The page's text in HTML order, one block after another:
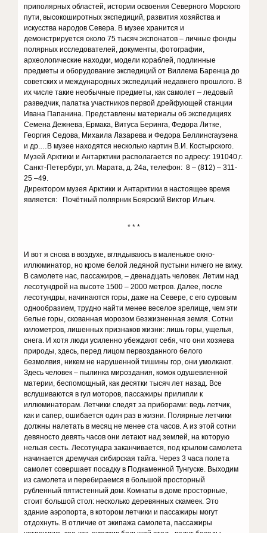
приполярных областей, истории освоения Северного Морского
пути, высокоширотных экспедиций, развития хозяйства и
искусства народов Севера. В музее хранится и
демонстрируется около 75 тысяч экспонатов – личные фонды
полярных исследователей, документы, фотографии,
археологические находки, модели кораблей, подлинные
предметы и оборудование экспедиций от Виллема Баренца до
советских и международных экспедиций недавнего прошлого. В
их числе такие необычные предметы, как самолет – ледовый
разведчик, палатка участников первой дрейфующей станции
Ивана Папанина. Представлены материалы об экспедициях
Семена Дежнева, Ермака, Витуса Беринга, Федора Литке,
Георгия Седова, Михаила Лазарева и Федора Беллинсгаузена
и др.…В музее находятся несколько картин В.И. Костырского.
Музей Арктики и Антарктики располагается по адресу: 191040,г.
Санкт-Петербург, ул. Марата, д. 24а, телефон: 8 – (812) – 311-
25 –49.
Директором музея Арктики и Антарктики в настоящее время
является: Почётный полярник Боярский Виктор Ильич.
* * *
И вот я снова в воздухе, вглядываюсь в маленькое окно-
иллюминатор, но кроме белой ледяной пустыни ничего не вижу.
В самолете нас, пассажиров, – двенадцать человек. Летим над
лесотундрой на высоте 1500 – 2000 метров. Далее, после
лесотундры, начинаются горы, даже на Севере, с его суровым
однообразием, трудно найти менее веселое зрелище, чем эти
белые горы, скованная морозом безжизненная земля. Сотни
километров, лишенных признаков жизни: лишь горы, ущелья,
снега. И хотя люди усиленно убеждают себя, что они хозяева
природы, здесь, перед лицом первозданного белого
безмолвия, никем не нарушенной тишины гор, они умолкают.
Здесь человек – пылинка мироздания, комок одушевленной
материи, беспомощный, как десятки тысяч лет назад. Все
вслушиваются в гул моторов, пассажиры прилипли к
иллюминаторам. Летчики следят за приборами: ведь летчик,
как и сапер, ошибается один раз в жизни. Полярные летчики
должны налетать в месяц не менее ста часов. А из этой сотни
девяносто девять часов они летают над землей, на которую
нельзя сесть. Лесотундра заканчивается, под крылом самолета
начинается дремучая сибирская тайга. Через 3 часа полета
самолет совершает посадку в Подкаменной Тунгуске. Выходим
из самолета и перебираемся в большой просторный
рубленный пятистенный дом. Комнаты в доме просторные,
стоит большой стол: несколько деревянных скамеек. Это
здание аэропорта, в котором летчики и пассажиры могут
отдохнуть. В отличие от экипажа самолета, пассажиры